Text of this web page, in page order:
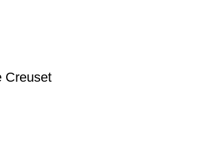
Creuset